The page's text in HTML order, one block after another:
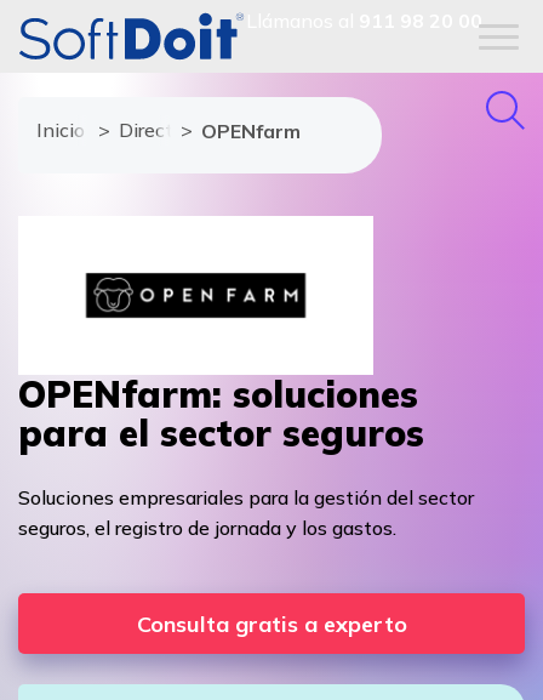
911 98 20 00
Inicio Directorio de proveedores
OPENfarm
OPENfarm: soluciones
para el sector seguros
Soluciones empresariales para la gestión del sector
seguros, el registro de jornada y los gastos.
Consulta gratis a experto